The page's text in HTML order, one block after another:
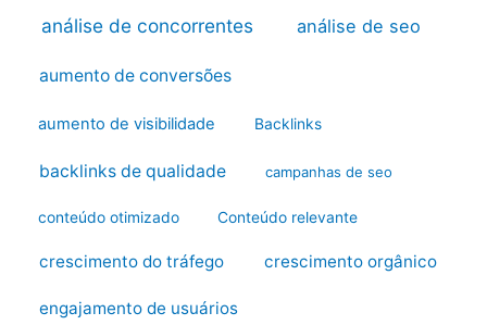
análise de concorrentes análise de seo
aumento de conversões
aumento de visibilidade Backlinks
backlinks de qualidade campanhas de seo
conteúdo otimizado Conteúdo relevante
crescimento do tráfego crescimento orgânico
engajamento de usuários